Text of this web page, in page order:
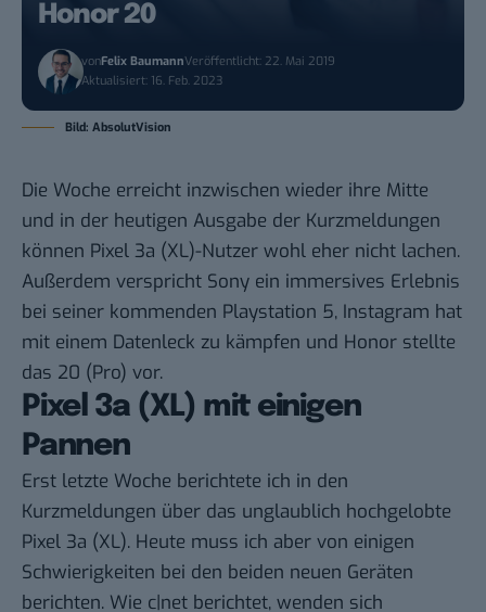
Honor 20
vonFelix BaumannVeröffentlicht: 22. Mai 2019
Aktualisiert: 16. Feb. 2023
Bild: AbsolutVision
Die Woche erreicht inzwischen wieder ihre Mitte
und in der heutigen Ausgabe der Kurzmeldungen
können Pixel 3a (XL)-Nutzer wohl eher nicht lachen.
Außerdem verspricht Sony ein immersives Erlebnis
bei seiner kommenden Playstation 5, Instagram hat
mit einem Datenleck zu kämpfen und Honor stellte
das 20 (Pro) vor.
Pixel 3a (XL) mit einigen
Pannen
Erst letzte Woche berichtete ich in den
Kurzmeldungen über das unglaublich hochgelobte
Pixel 3a (XL). Heute muss ich aber von einigen
Schwierigkeiten bei den beiden neuen Geräten
berichten. Wie c|net berichtet, wenden sich